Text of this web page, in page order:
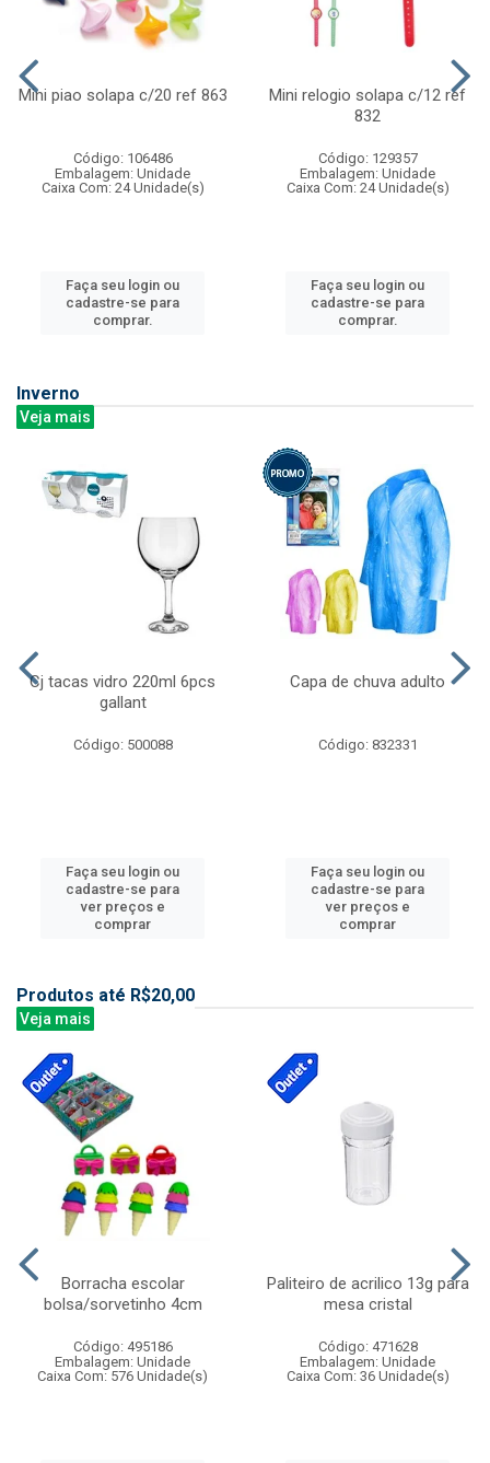
Mini piao solapa c/20 ref 863
Código: 106486
Embalagem: Unidade
Caixa Com: 24 Unidade(s)
Faça seu login ou
cadastre-se para
comprar.
Mini relogio solapa c/12 ref
832
Código: 129357
Embalagem: Unidade
Caixa Com: 24 Unidade(s)
Faça seu login ou
cadastre-se para
comprar.
Inverno
Veja mais
Cj tacas vidro 220ml 6pcs
gallant
Código: 500088
Faça seu login ou
cadastre-se para
ver preços e
comprar
Capa de chuva adulto
Código: 832331
Faça seu login ou
cadastre-se para
ver preços e
comprar
Produtos até R$20,00
Veja mais
Borracha escolar
bolsa/sorvetinho 4cm
Código: 495186
Embalagem: Unidade
Caixa Com: 576 Unidade(s)
Paliteiro de acrilico 13g para
mesa cristal
Código: 471628
Embalagem: Unidade
Caixa Com: 36 Unidade(s)